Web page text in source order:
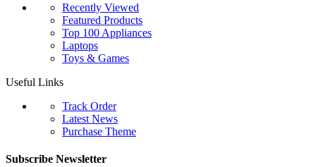
Recently Viewed
Featured Products
Top 100 Appliances
Laptops
Toys & Games
Useful Links
Track Order
Latest News
Purchase Theme
Subscribe Newsletter